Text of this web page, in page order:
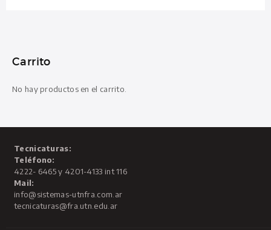
Carrito
No hay productos en el carrito.
Tecnicaturas:
Teléfono:
4222- 6465 y 4201-4133 int 116
Mail:
info@sistemas-utnfra.com.ar
tecnicaturas@fra.utn.edu.ar